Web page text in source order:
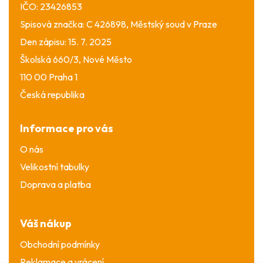
IČO: 23426853
Spisová značka: C 426898, Městský soud v Praze
Den zápisu: 15. 7. 2025
Školská 660/3, Nové Město
110 00 Praha 1
Česká republika
Informace pro vás
O nás
Velikostní tabulky
Doprava a platba
Váš nákup
Obchodní podmínky